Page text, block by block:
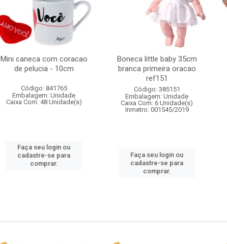
Mini caneca com coracao
de pelucia - 10cm
Código: 841765
Embalagem: Unidade
Caixa Com: 48 Unidade(s)
Faça seu login ou
cadastre-se para
comprar.
Boneca little baby 35cm
branca primeira oracao
ref151
Código: 385151
Embalagem: Unidade
Caixa Com: 6 Unidade(s)
Inmetro: 001545/2019
Faça seu login ou
cadastre-se para
comprar.